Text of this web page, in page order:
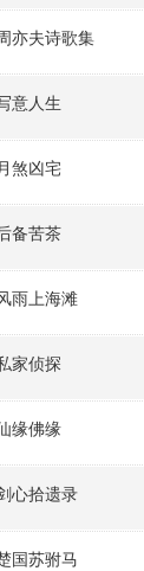
亦夫诗歌集
意人生
煞凶宅
备苦茶
雨上海滩
家侦探
缘佛缘
心拾遗录
国苏驸马